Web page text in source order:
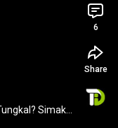
Simak
6
Share